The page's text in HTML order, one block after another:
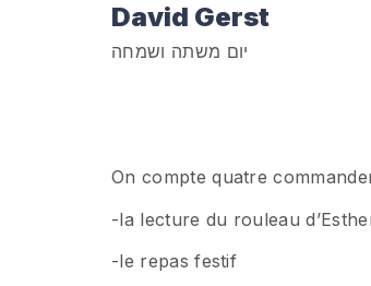
David Gerst
יום משתה ושמחה
On compte quatre
-la lecture du rouleau
-le repas festif